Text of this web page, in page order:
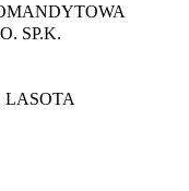
SP.K.
LASOTA